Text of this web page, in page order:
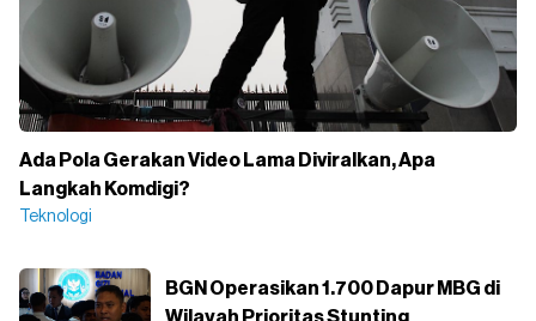
Ada Pola Gerakan Video Lama Diviralkan, Apa
Langkah Komdigi?
Teknologi
BGN Operasikan 1.700 Dapur MBG di